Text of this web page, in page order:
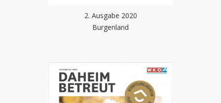
2. Ausgabe 2020
Burgenland